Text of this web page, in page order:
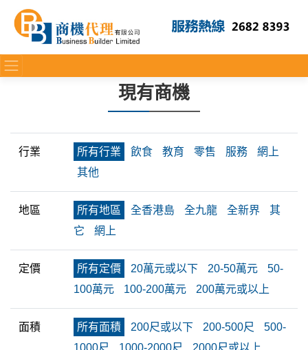
現有商機
行業 所有行業 飲食 教育 零售 服務
網上
其他
地區 所有地區 全香港島 全九龍 全新界
其
它
網上
定價 所有定價 20萬元或以下 20-50萬元
50-
100萬元
100-200萬元 200萬元或以上
面積 所有面積 200尺或以下 200-500尺
500-
1000尺
1000-2000尺 2000尺或以上